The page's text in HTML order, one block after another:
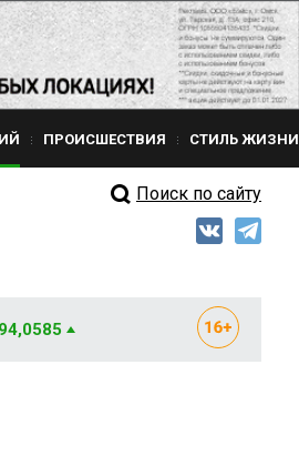
ПРОИСШЕСТВИЯ СТИЛЬ ЖИЗНИ
Поиск по сайту